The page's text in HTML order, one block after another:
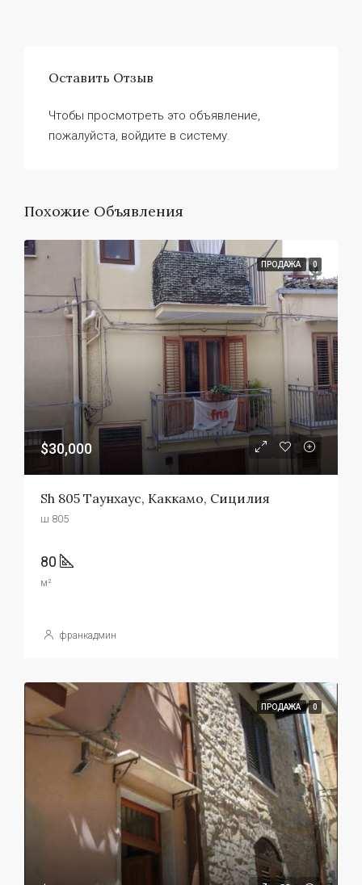
Оставить Отзыв
Чтобы просмотреть это объявление,
пожалуйста, войдите в систему.
Похожие Объявления
ПРОДАЖА 0
$30,000
Sh 805 Таунхаус, Каккамо, Сицилия
ш 805
80
м²
франкадмин
ПРОДАЖА 0